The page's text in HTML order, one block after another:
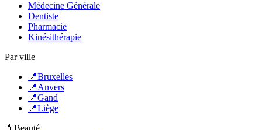
Médecine Générale
Dentiste
Pharmacie
Kinésithérapie
Par ville
📍Bruxelles
📍Anvers
📍Gand
📍Liège
💄 Beauté